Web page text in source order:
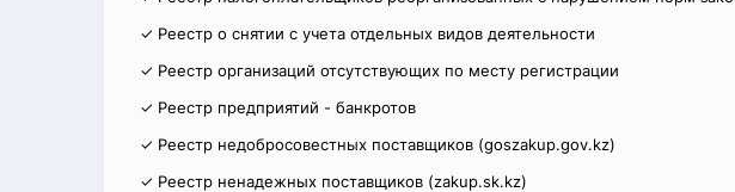
✓ Реестр о снятии с учета отдельных видов деятельности
✓ Реестр организаций отсутствующих по месту регистрации
✓ Реестр предприятий - банкротов
✓ Реестр недобросовестных поставщиков (goszakup.gov.kz)
✓ Реестр ненадежных поставщиков (zakup.sk.kz)